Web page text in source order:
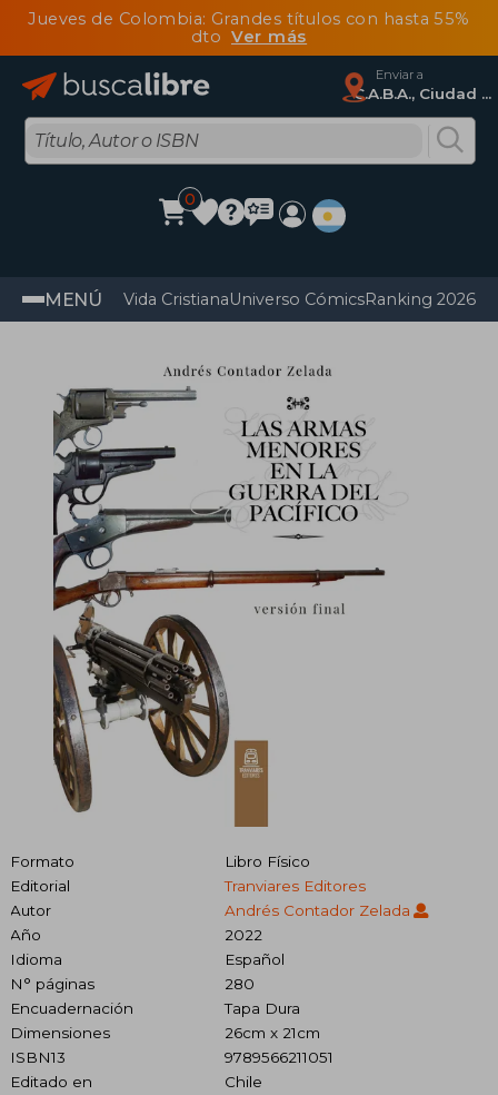
Jueves de Colombia: Grandes títulos con hasta 55%
dtoVer más
Enviar a
C.A.B.A., Ciudad Autónoma De Buenos Aires
0
MENÚ Vida CristianaUniverso CómicsRanking 2026
Formato
Libro Físico
Editorial
Tranviares Editores
Autor
Andrés Contador Zelada
Año
2022
Idioma
Español
N° páginas
280
Encuadernación
Tapa Dura
Dimensiones
26cm x 21cm
ISBN13
9789566211051
Editado en
Chile